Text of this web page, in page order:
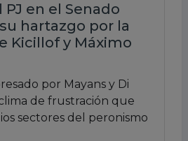
en el Senado
hartazgo por la
Kicillof y Máximo
por Mayans y Di
de frustración que
sectores del peronismo